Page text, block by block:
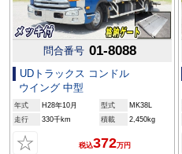
問合番号 01-8088
UDトラックス コンドル
ウイング 中型
年式 H28年10月 型式
MK38L
走行
330千km 積載 2,450kg
☆ 税込372万円